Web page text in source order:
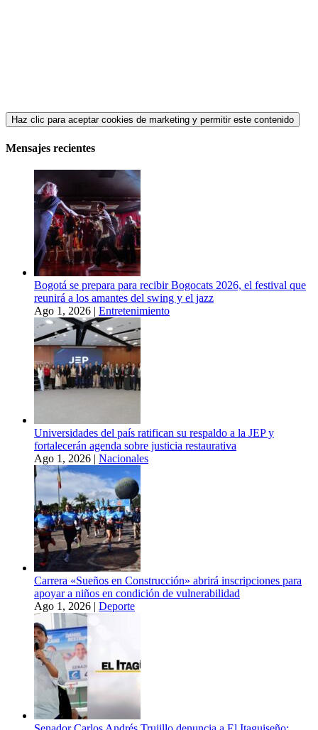
Haz clic para aceptar cookies de marketing y permitir este contenido
Mensajes recientes
Bogotá se prepara para recibir Bogocats 2026, el festival que
reunirá a los amantes del swing y el jazz
Ago 1, 2026 | Entretenimiento
Universidades del país ratifican su respaldo a la JEP y
fortalecerán agenda sobre justicia restaurativa
Ago 1, 2026 | Nacionales
Carrera «Sueños en Construcción» abrirá inscripciones para
apoyar a niños en condición de vulnerabilidad
Ago 1, 2026 | Deporte